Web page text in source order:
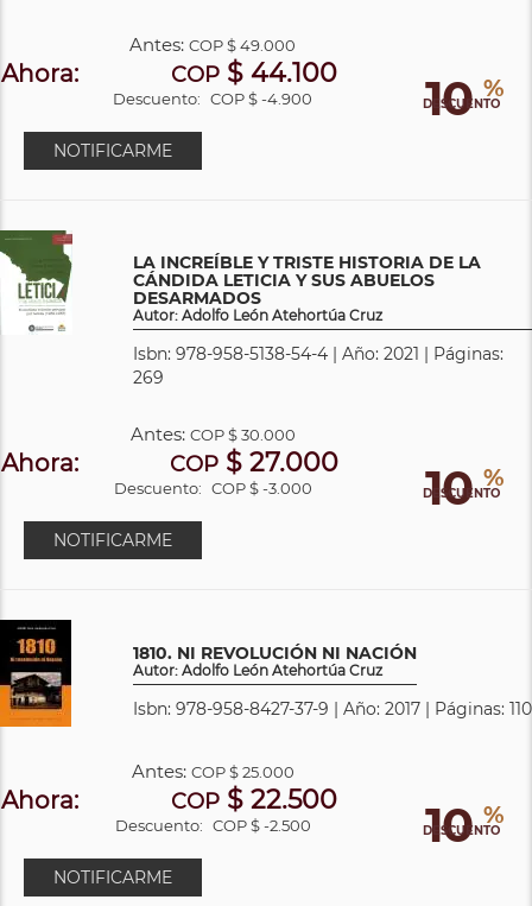
10 %
DESCUENTO
Antes:COP$ 49.000
Ahora: COP $ 44.100
Descuento: COP $ -4.900
NOTIFICARME
LA INCREÍBLE Y TRISTE HISTORIA DE LA
CÁNDIDA LETICIA Y SUS ABUELOS
DESARMADOS
Autor: Adolfo León Atehortúa Cruz
Isbn: 978-958-5138-54-4 | Año: 2021 | Páginas:
269
10 %
DESCUENTO
Antes: COP$ 30.000
Ahora: COP $ 27.000
Descuento: COP $ -3.000
NOTIFICARME
1810. NI REVOLUCIÓN NI NACIÓN
Autor: Adolfo León Atehortúa Cruz
Isbn: 978-958-8427-37-9 | Año: 2017 | Páginas: 110
10 %
DESCUENTO
Antes: COP$ 25.000
Ahora: COP $ 22.500
Descuento: COP $ -2.500
NOTIFICARME